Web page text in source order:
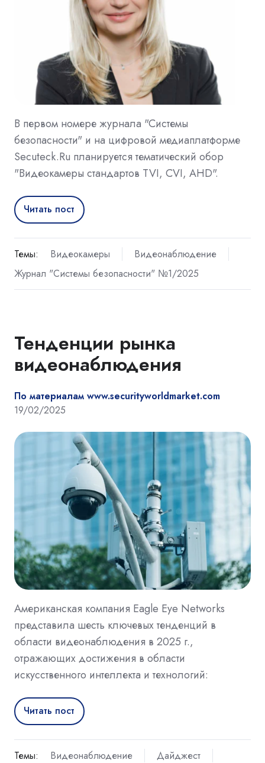
В первом номере журнала "Системы
безопасности" и на цифровой медиаплатформе
Secuteck.Ru планируется тематический обор
"Видеокамеры стандартов TVI, CVI, AHD".
Читать пост
Темы: Видеокамеры
Видеонаблюдение
Журнал "Системы безопасности" №1/2025
Тенденции рынка
видеонаблюдения
По материалам www.securityworldmarket.com
19/02/2025
Американская компания Eagle Eye Networks
представила шесть ключевых тенденций в
области видеонаблюдения в 2025 г.,
отражающих достижения в области
искусственного интеллекта и технологий:
Читать пост
Темы: Видеонаблюдение
Дайджест